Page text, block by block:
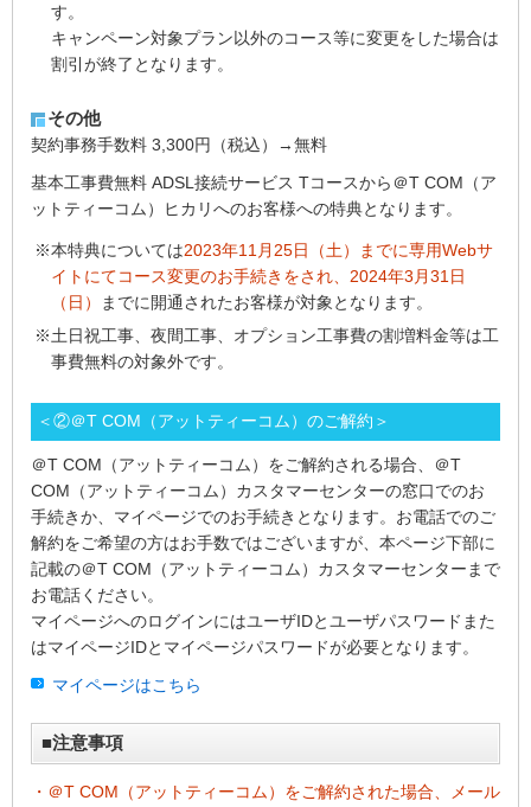
す。
キャンペーン対象プラン以外のコース等に変更をした場合は
割引が終了となります。
その他
契約事務手数料 3,300円（税込）→無料
基本工事費無料 ADSL接続サービス Tコースから＠T COM（ア
ットティーコム）ヒカリへのお客様への特典となります。
※本特典については2023年11月25日（土）までに専用Webサ
イトにてコース変更のお手続きをされ、2024年3月31日
（日）
までに開通されたお客様が対象となります。
※土日祝工事、夜間工事、オプション工事費の割増料金等は工
事費無料の対象外です。
＜②＠T COM（アットティーコム）のご解約＞
＠T COM（アットティーコム）をご解約される場合、＠T
COM（アットティーコム）カスタマーセンターの窓口でのお
手続きか、マイページでのお手続きとなります。お電話でのご
解約をご希望の方はお手数ではございますが、本ページ下部に
記載の＠T COM（アットティーコム）カスタマーセンターまで
お電話ください。
マイページへのログインにはユーザIDとユーザパスワードまた
はマイページIDとマイページパスワードが必要となります。
マイページはこちら
■注意事項
・＠T COM（アットティーコム）をご解約された場合、メール